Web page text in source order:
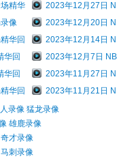
精华
2023年12月27日
像
2023年12月20日
华回
2023年12月14日
华回
2023年12月7日
华回
2023年11月27日
华回
2023年11月21日
录像 猛龙录像
雄鹿录像
奇才录像
马刺录像